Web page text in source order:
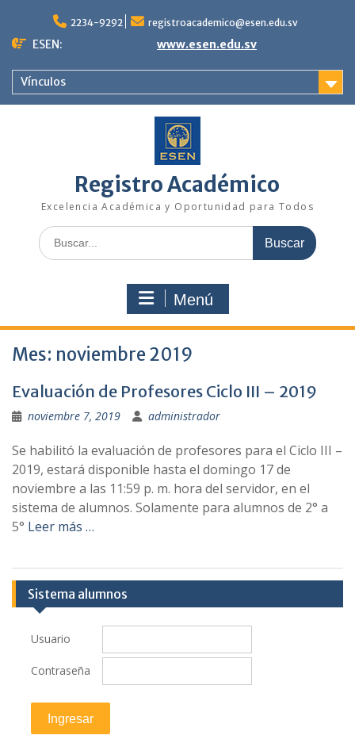
contenido
2234-9292 registroacademico@esen.edu.sv
ESEN: www.esen.edu.sv
Vínculos
Registro Académico
Excelencia Académica y Oportunidad para Todos
Buscar:
Menú
Mes: noviembre 2019
Evaluación de Profesores Ciclo III – 2019
noviembre 7, 2019 administrador
Se habilitó la evaluación de profesores para el Ciclo III –
2019, estará disponible hasta el domingo 17 de
noviembre a las 11:59 p. m. hora del servidor, en el
sistema de alumnos. Solamente para alumnos de 2° a
5° Leer más …
Sistema alumnos
Usuario
Contraseña